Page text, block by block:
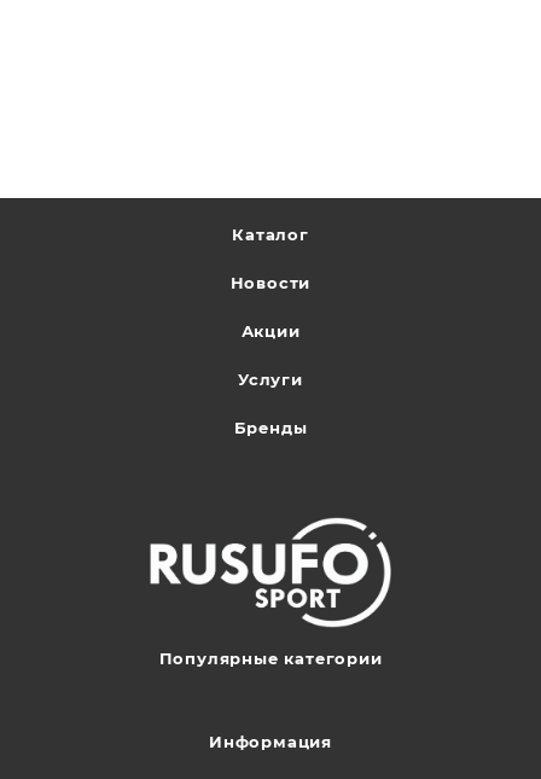
Каталог
Новости
Акции
Услуги
Бренды
Популярные категории
Информация